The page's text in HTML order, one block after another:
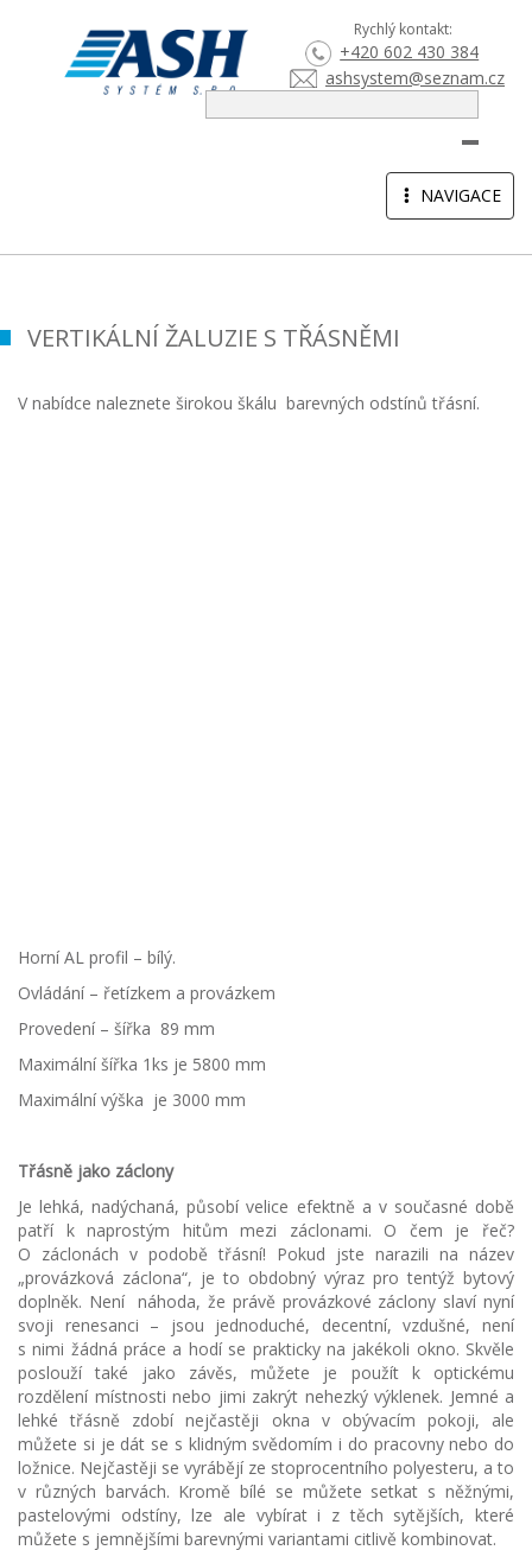
Rychlý kontakt:
+420 602 430 384
ashsystem@seznam.cz
TOGGLE
NAVIGATION
NAVIGACE
VERTIKÁLNÍ ŽALUZIE S TŘÁSNĚMI
V nabídce naleznete širokou škálu barevných odstínů třásní.
Horní AL profil – bílý.
Ovládání – řetízkem a provázkem
Provedení – šířka 89 mm
Maximální šířka 1ks je 5800 mm
Maximální výška je 3000 mm
Třásně jako záclony
Je lehká, nadýchaná, působí velice efektně a v současné době
patří k naprostým hitům mezi záclonami. O čem je řeč?
O záclonách v podobě třásní! Pokud jste narazili na název
„provázková záclona“, je to obdobný výraz pro tentýž bytový
doplněk. Není náhoda, že právě provázkové záclony slaví nyní
svoji renesanci – jsou jednoduché, decentní, vzdušné, není
s nimi žádná práce a hodí se prakticky na jakékoli okno. Skvěle
poslouží také jako závěs, můžete je použít k optickému
rozdělení místnosti nebo jimi zakrýt nehezký výklenek. Jemné a
lehké třásně zdobí nejčastěji okna v obývacím pokoji, ale
můžete si je dát se s klidným svědomím i do pracovny nebo do
ložnice. Nejčastěji se vyrábějí ze stoprocentního polyesteru, a to
v různých barvách. Kromě bílé se můžete setkat s něžnými,
pastelovými odstíny, lze ale vybírat i z těch sytějších, které
můžete s jemnějšími barevnými variantami citlivě kombinovat.